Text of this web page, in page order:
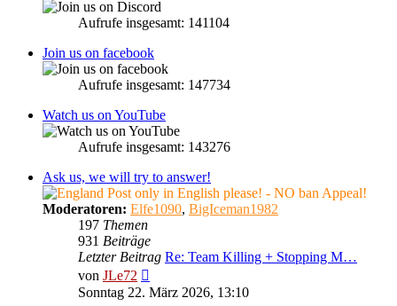
Aufrufe insgesamt: 141104
Join us on facebook
Aufrufe insgesamt: 147734
Watch us on YouTube
Aufrufe insgesamt: 143276
Ask us, we will try to answer!
Post only in English please! - NO ban Appeal!
Moderatoren: Elfe1090, BigIceman1982
197 Themen
931 Beiträge
Letzter Beitrag Re: Team Killing + Stopping M…
von JLe72
Beitrag
Sonntag 22. März 2026, 13:10